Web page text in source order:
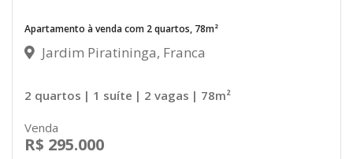
Apartamento à venda com 2 quartos, 78m²
Jardim Piratininga, Franca
2 quartos | 1 suíte | 2 vagas | 78m²
Venda
R$ 295.000